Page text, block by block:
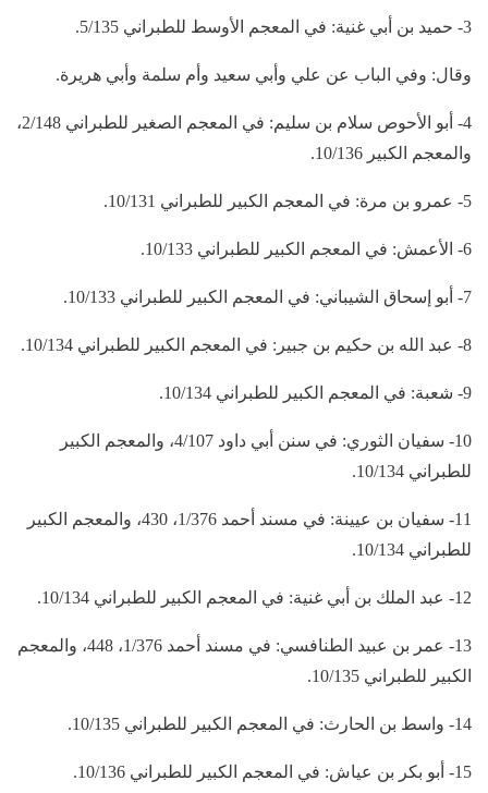
3- حميد بن أبي غنية: في المعجم الأوسط للطبراني 5/135.
وقال: وفي الباب عن علي وأبي سعيد وأم سلمة وأبي هريرة.
4- أبو الأحوص سلام بن سليم: في المعجم الصغير للطبراني 2/148،
والمعجم الكبير 10/136.
5- عمرو بن مرة: في المعجم الكبير للطبراني 10/131.
6- الأعمش: في المعجم الكبير للطبراني 10/133.
7- أبو إسحاق الشيباني: في المعجم الكبير للطبراني 10/133.
8- عبد الله بن حكيم بن جبير: في المعجم الكبير للطبراني 10/134.
9- شعبة: في المعجم الكبير للطبراني 10/134.
10- سفيان الثوري: في سنن أبي داود 4/107، والمعجم الكبير
للطبراني 10/134.
11- سفيان بن عيينة: في مسند أحمد 1/376، 430، والمعجم الكبير
للطبراني 10/134.
12- عبد الملك بن أبي غنية: في المعجم الكبير للطبراني 10/134.
13- عمر بن عبيد الطنافسي: في مسند أحمد 1/376، 448، والمعجم
الكبير للطبراني 10/135.
14- واسط بن الحارث: في المعجم الكبير للطبراني 10/135.
15- أبو بكر بن عياش: في المعجم الكبير للطبراني 10/136.